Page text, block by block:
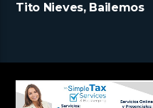
Tito Nieves, Bailemos